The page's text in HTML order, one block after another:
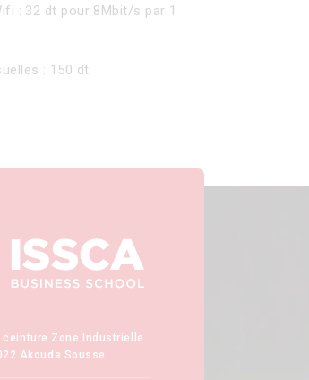
: 32 dt pour 8Mbit/s par 1
: 150 dt
ceinture Zone Industrielle
Akouda Sousse